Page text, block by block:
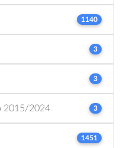
1140
3
3
2015/2024 3
1451